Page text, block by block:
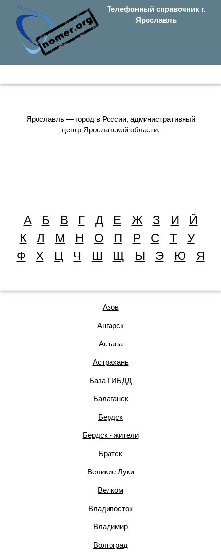
Телефонный справочник г.
Ярославль
Ярославль — город в России, административный
центр Ярославской области.
А Б В Г Д Е Ж З И
Й
К
Л М Н О П Р С Т
У
Ф
Х Ц Ч Ш Щ Ы Э Ю Я
Азов
Ангарск
Астана
Астрахань
База ГИБДД
Балаганск
Бердск
Бердск - жители
Братск
Великие Луки
Велком
Владивосток
Владимир
Волгоград